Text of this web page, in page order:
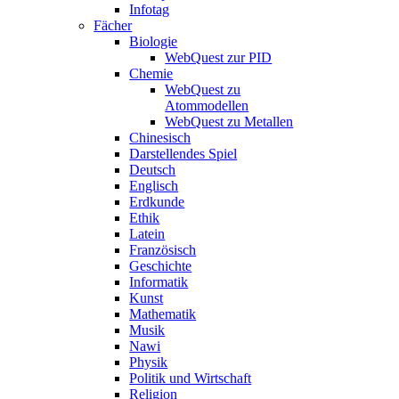
Infotag
Fächer
Biologie
WebQuest zur PID
Chemie
WebQuest zu
Atommodellen
WebQuest zu Metallen
Chinesisch
Darstellendes Spiel
Deutsch
Englisch
Erdkunde
Ethik
Latein
Französisch
Geschichte
Informatik
Kunst
Mathematik
Musik
Nawi
Physik
Politik und Wirtschaft
Religion